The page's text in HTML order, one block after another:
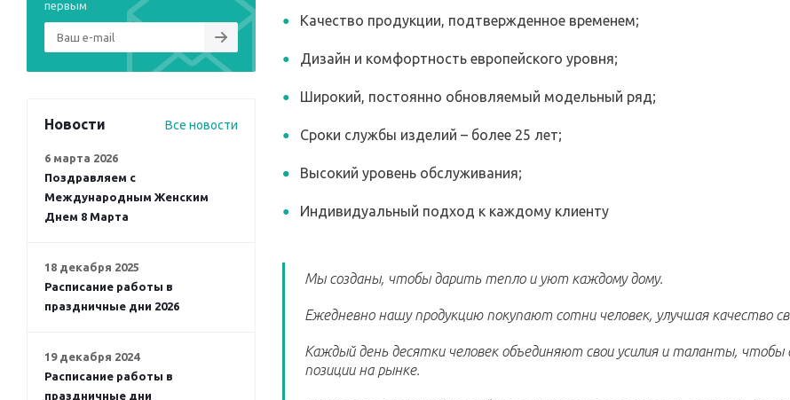
Качество продукции, подтвержденное временем;
Дизайн и комфортность европейского уровня;
Широкий, постоянно обновляемый модельный ряд;
Сроки службы изделий – более 25 лет;
Высокий уровень обслуживания;
Индивидуальный подход к каждому клиенту
Мы созданы, чтобы дарить тепло и уют каждому дому.
Ежедневно нашу продукцию покупают сотни человек, улучшая качество
Каждый день десятки человек объединяют свои усилия и таланты,
позиции на рынке.
первым
Новости Все новости
6 марта 2026
Поздравляем с
Международным Женским
Днем 8 Марта
18 декабря 2025
Расписание работы в
праздничные дни 2026
19 декабря 2024
Расписание работы в
праздничные дни